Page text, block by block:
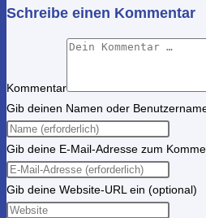
Schreibe einen Kommentar
Kommentar
Gib deinen Namen oder
Gib deine E-Mail-Adresse zum
Gib deine Website-URL ein (optional)